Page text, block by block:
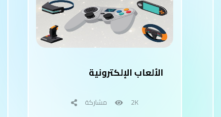
الألعاب الإلكترونية
2K مشاركة